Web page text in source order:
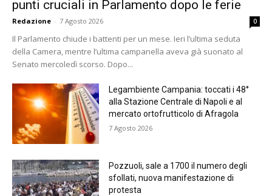
punti cruciali in Parlamento dopo le ferie
Redazione - 7 Agosto 2026 0
Il Parlamento chiude i battenti per un mese. Ieri l’ultima seduta
della Camera, mentre l’ultima campanella aveva già suonato al
Senato mercoledì scorso. Dopo...
Legambiente Campania: toccati i 48°
alla Stazione Centrale di Napoli e al
mercato ortofrutticolo di Afragola
7 Agosto 2026
Pozzuoli, sale a 1700 il numero degli
sfollati, nuova manifestazione di
protesta